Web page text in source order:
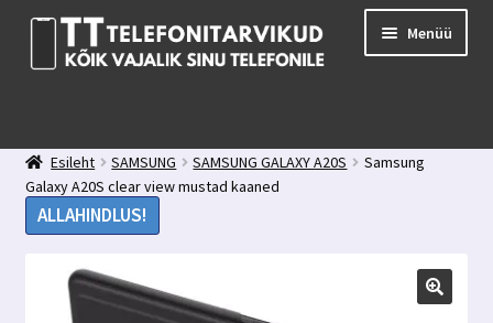
Liigu
navigeerimisele
Liigu
juurde
Menüü
Minu konto
Ostukorv
Tagasiside
Esileht SAMSUNG SAMSUNG GALAXY A20S
Samsung
Galaxy A20S clear view mustad kaaned
ALLAHINDLUS!